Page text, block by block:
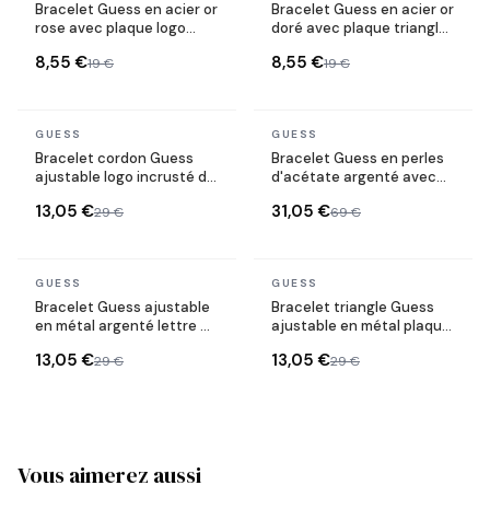
Bracelet Guess en acier or
rose avec plaque logo
8,55 €19 €
Bracelet Guess en acier or
doré avec plaque triangle
8,55 €19 €
En stock
GUESS
Bracelet cordon Guess
ajustable logo incrusté de
13,05 €29 €
En stock
GUESS
Bracelet Guess en perles
d'acétate argenté avec
31,05 €69 €
En stock
GUESS
Bracelet Guess ajustable
en métal argenté lettre G
13,05 €29 €
En stock
GUESS
Bracelet triangle Guess
ajustable en métal plaqué
13,05 €29 €
Vous aimerez aussi